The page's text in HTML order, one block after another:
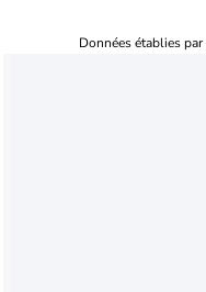
Données établies par